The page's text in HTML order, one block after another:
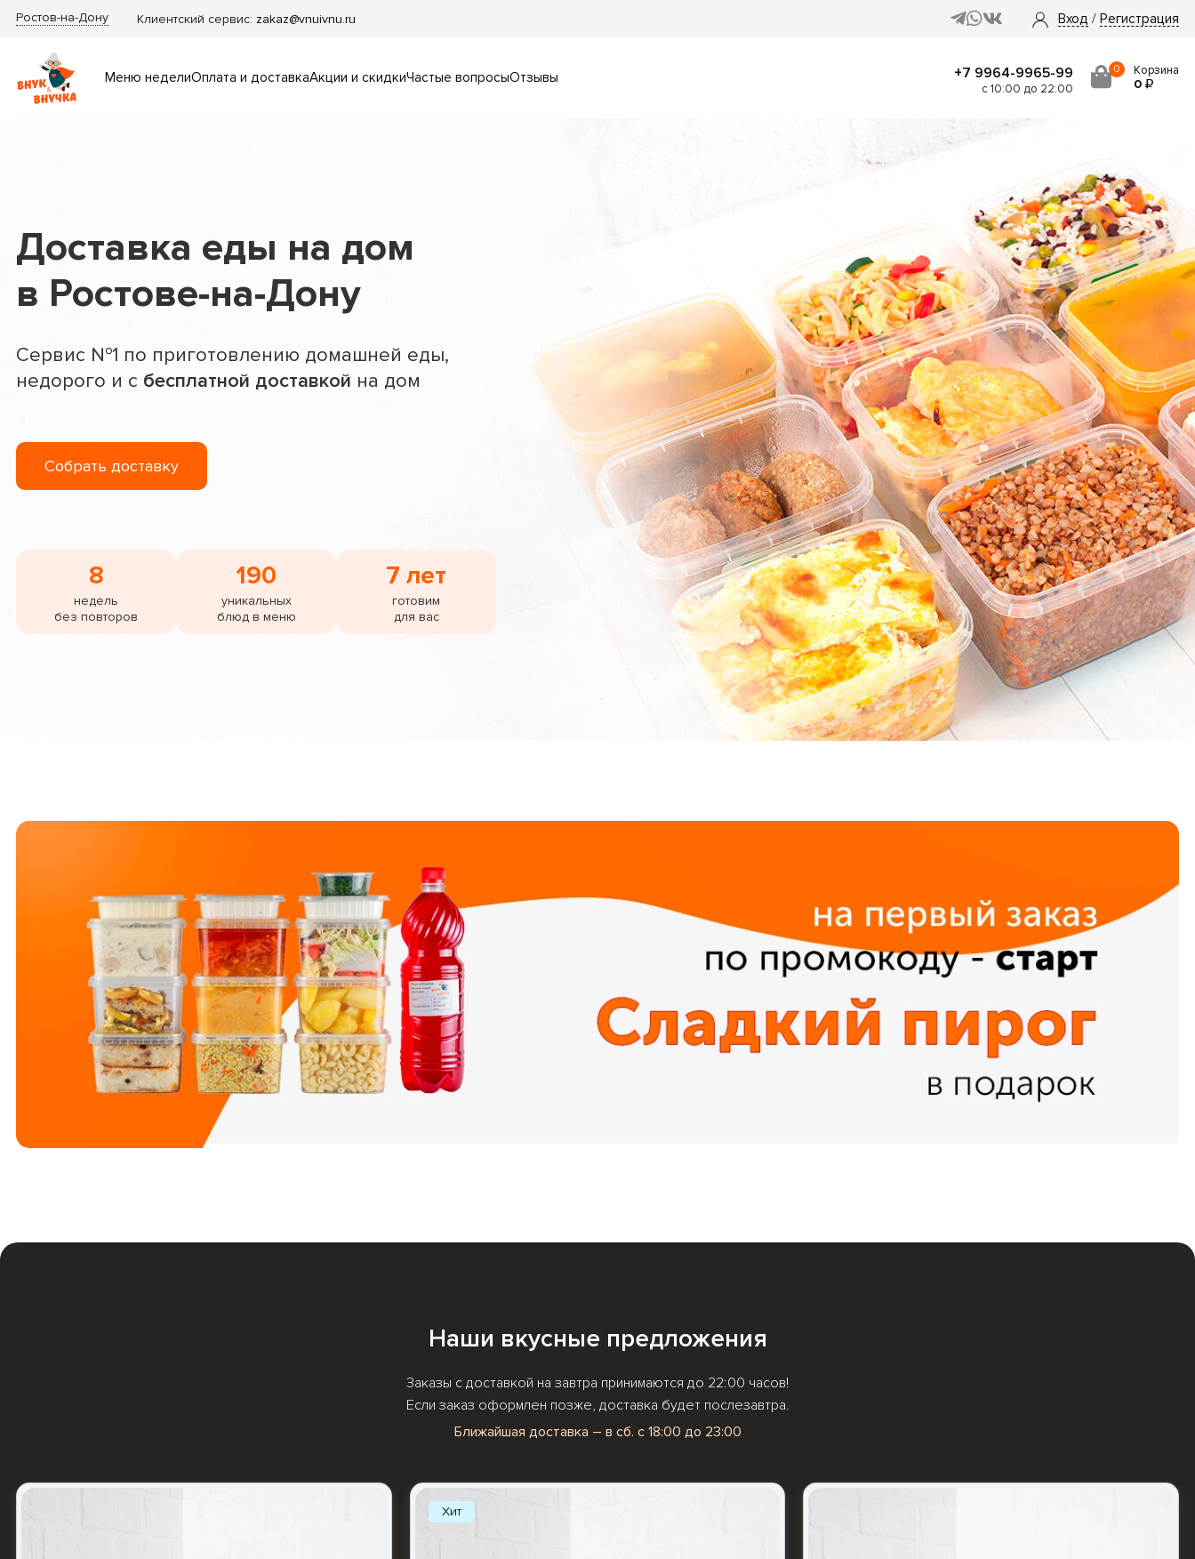
Ростов-на-Дону Клиентский сервис: zakaz@vnuivnu.ru Вход / Регистрация
Меню неделиОплата и доставкаАкции и скидкиЧастые вопросыОтзывы +7 9964-9965-99
с 10:00 до 22:00
0 Корзина
0
Доставка еды на дом
в Ростове-на-Дону
Сервис №1 по приготовлению домашней еды,
недорого и с бесплатной доставкой на дом
Собрать доставку
8
недель
без повторов
190
уникальных
блюд в меню
7 лет
готовим
для вас
Наши вкусные предложения
Заказы с доставкой на завтра принимаются до 22:00 часов!
Если заказ оформлен позже, доставка будет послезавтра.
Ближайшая доставка – в сб. с 18:00 до 23:00
Хит